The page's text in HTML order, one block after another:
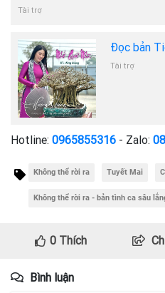
Tài trợ
Đọc bản
Tài trợ
Hotline: 0965855316 - Zalo:
Không thể rời ra Tuyết Mai
Không thể rời ra - bản tình ca sâu
0Thích
Bình luận